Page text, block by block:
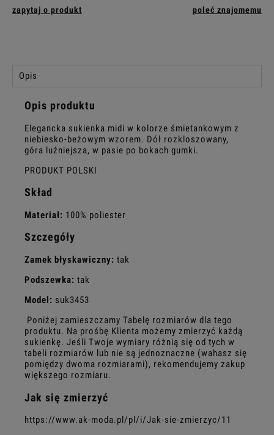
zapytaj o produkt poleć znajomemu
Opis
Opis produktu
Elegancka sukienka midi w kolorze śmietankowym z
niebiesko-beżowym wzorem. Dół rozkloszowany,
góra luźniejsza, w pasie po bokach gumki.
PRODUKT POLSKI
Skład
Materiał: 100% poliester
Szczegóły
Zamek błyskawiczny: tak
Podszewka: tak
Model: suk3453
Poniżej zamieszczamy Tabelę rozmiarów dla tego
produktu. Na prośbę Klienta możemy zmierzyć każdą
sukienkę. Jeśli Twoje wymiary różnią się od tych w
tabeli rozmiarów lub nie są jednoznaczne (wahasz się
pomiędzy dwoma rozmiarami), rekomendujemy zakup
większego rozmiaru.
Jak się zmierzyć
https://www.ak-moda.pl/pl/i/Jak-sie-zmierzyc/11